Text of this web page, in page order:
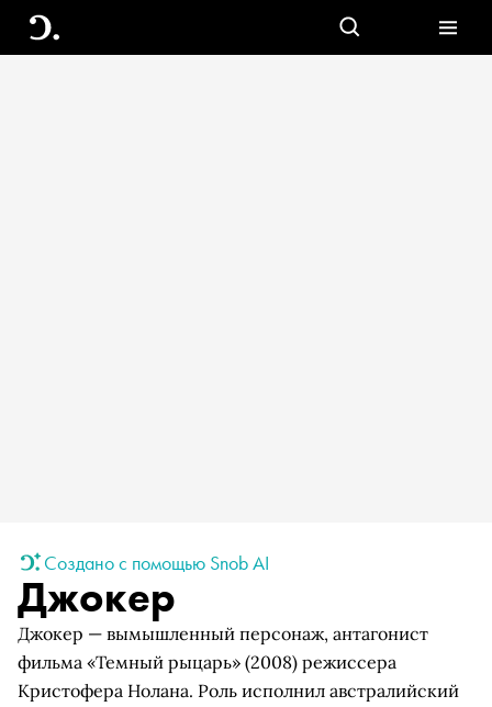
Создано с помощью Snob AI
Джокер
Джокер — вымышленный персонаж, антагонист
фильма «Темный рыцарь» (2008) режиссера
Кристофера Нолана. Роль исполнил австралийский